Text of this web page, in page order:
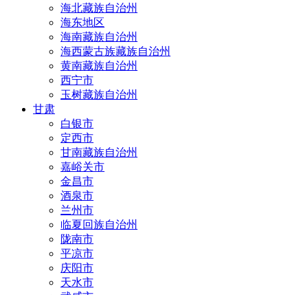
海北藏族自治州
海东地区
海南藏族自治州
海西蒙古族藏族自治州
黄南藏族自治州
西宁市
玉树藏族自治州
甘肃
白银市
定西市
甘南藏族自治州
嘉峪关市
金昌市
酒泉市
兰州市
临夏回族自治州
陇南市
平凉市
庆阳市
天水市